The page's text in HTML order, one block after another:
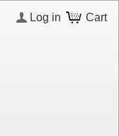
Cart
Log in